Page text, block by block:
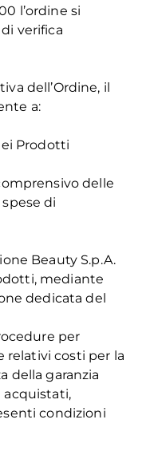
l’ordine si
verifica
dell’Ordine, il
a:
Prodotti
delle
di
Beauty S.p.A.
mediante
dedicata del
per
relativi costi per la
della garanzia
acquistati,
condizioni